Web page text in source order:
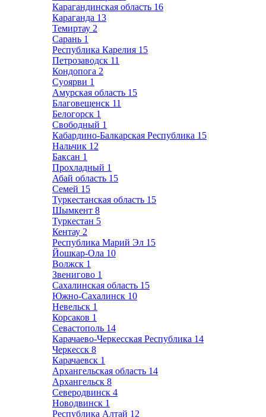
Карагандинская область 16
Караганда 13
Темиртау 2
Сарань 1
Республика Карелия 15
Петрозаводск 11
Кондопога 2
Суоярви 1
Амурская область 15
Благовещенск 11
Белогорск 1
Свободный 1
Кабардино-Балкарская Республика 15
Нальчик 12
Баксан 1
Прохладный 1
Абай область 15
Семей 15
Туркестанская область 15
Шымкент 8
Туркестан 5
Кентау 2
Республика Марий Эл 15
Йошкар-Ола 10
Волжск 1
Звенигово 1
Сахалинская область 15
Южно-Сахалинск 10
Невельск 1
Корсаков 1
Севастополь 14
Карачаево-Черкесская Республика 14
Черкесск 8
Карачаевск 1
Архангельская область 14
Архангельск 8
Северодвинск 4
Новодвинск 1
Республика Алтай 12